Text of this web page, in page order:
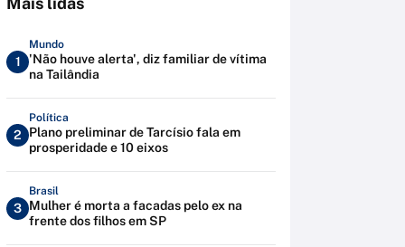
1
Mundo
'Não houve alerta', diz familiar de vítima
na Tailândia
2
Política
Plano preliminar de Tarcísio fala em
prosperidade e 10 eixos
3
Brasil
Mulher é morta a facadas pelo ex na
frente dos filhos em SP